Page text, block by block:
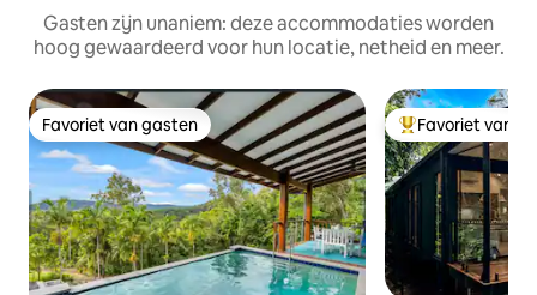
Gasten zijn unaniem: deze accommodaties worden
hoog gewaardeerd voor hun locatie, netheid en meer.
Favoriet van gasten
Favoriet van gasten Topfavoriet van
Favoriet van